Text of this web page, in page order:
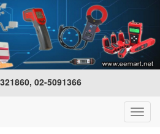
02-5091366